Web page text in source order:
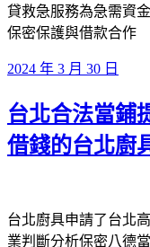
貸救急服務為急需資
保密保護與借款合作
發
於
2024 年 3 月 30 日
台北合法當鋪
借錢的台北廚
台北廚具申請了台北
業判斷分析保密八德